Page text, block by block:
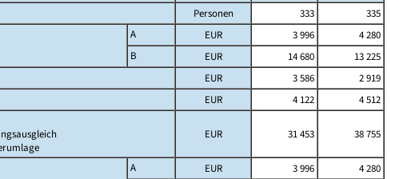
Personen 333
335
A EUR 3 996
4 280
B
EUR 14 680
13 225
EUR 3 586
2 919
EUR 4 122
4 512
EUR 31 453 38 755
A EUR 3 996
4 280